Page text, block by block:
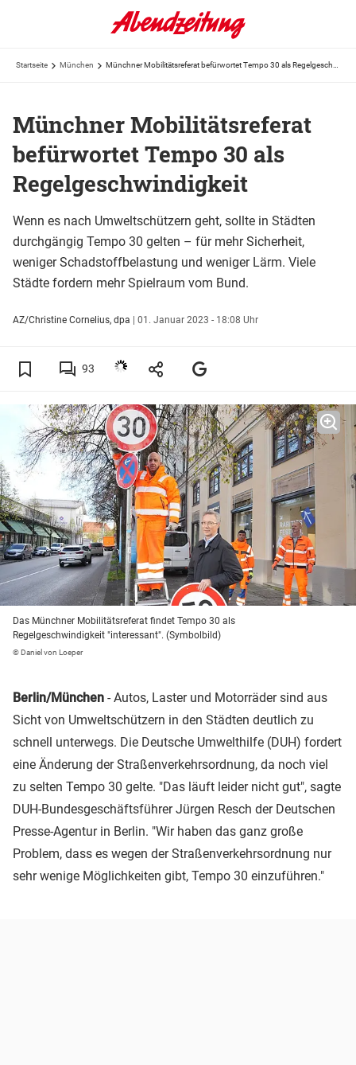
Startseite München
Münchner Mobilitätsreferat
befürwortet Tempo 30 als
Regelgeschwindigkeit
Wenn es nach Umweltschützern geht, sollte in Städten
durchgängig Tempo 30 gelten – für mehr Sicherheit,
weniger Schadstoffbelastung und weniger Lärm. Viele
Städte fordern mehr Spielraum vom Bund.
AZ/Christine Cornelius, dpa | 01. Januar 2023 - 18:08 Uhr
93
Das Münchner Mobilitätsreferat findet Tempo 30 als
Regelgeschwindigkeit "interessant". (Symbolbild)
© Daniel von Loeper
Berlin/München - Autos, Laster und Motorräder sind aus
Sicht von Umweltschützern in den Städten deutlich zu
schnell unterwegs. Die Deutsche Umwelthilfe (DUH) fordert
eine Änderung der Straßenverkehrsordnung, da noch viel
zu selten Tempo 30 gelte. "Das läuft leider nicht gut", sagte
DUH-Bundesgeschäftsführer Jürgen Resch der Deutschen
Presse-Agentur in Berlin. "Wir haben das ganz große
Problem, dass es wegen der Straßenverkehrsordnung nur
sehr wenige Möglichkeiten gibt, Tempo 30 einzuführen."